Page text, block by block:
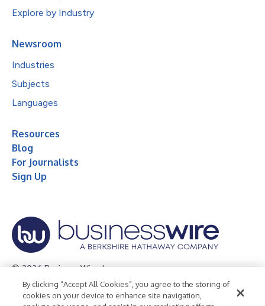
Explore by Industry
Newsroom
Industries
Subjects
Languages
Resources
Blog
For Journalists
Sign Up
© 2026 Business Wire, Inc.
Privacy Policy Cookie Policy
Accessibility Statement
By clicking “Accept All Cookies”, you agree to the storing of
cookies on your device to enhance site navigation,